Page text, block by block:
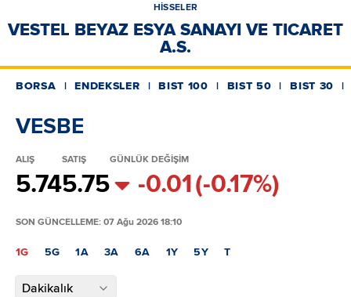
HİSSELER
VESTEL BEYAZ ESYA SANAYI VE TICARET
A.S.
BORSA ENDEKSLER BIST 100 BIST 50 BIST 30
VESBE
ALIŞ
5.74
SATIŞ
5.75
GÜNLÜK DEĞİŞİM
-0.01(-0.17%)
SON GÜNCELLEME: 07 Ağu 2026 18:10
1G 5G 1A 3A 6A 1Y 5Y T
Dakikalık